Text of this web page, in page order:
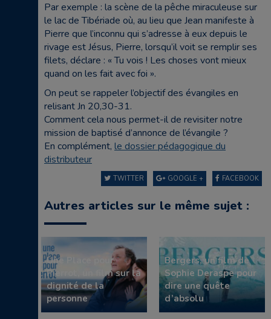
Par exemple : la scène de la pêche miraculeuse sur
le lac de Tibériade où, au lieu que Jean manifeste à
Pierre que l’inconnu qui s’adresse à eux depuis le
rivage est Jésus, Pierre, lorsqu’il voit se remplir ses
filets, déclare : « Tu vois ! Les choses vont mieux
quand on les fait avec foi ».
On peut se rappeler l’objectif des évangiles en
relisant Jn 20,30-31.
Comment cela nous permet-il de revisiter notre
mission de baptisé d’annonce de l’évangile ?
En complément, le dossier pédagogique du
distributeur
FACEBOOK
GOOGLE +
TWITTER
Autres articles sur le même sujet :
Une Place pour
Pierrot, un film sur la
dignité de la
personne
Bergers, un film de
Sophie Deraspe pour
dire une quête
d’absolu